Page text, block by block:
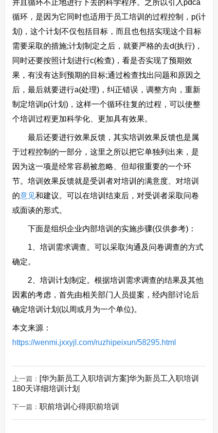
并且循环不止地进行下去的科学程序。之所以引入pdca
循环，是因为它同时也适用于员工培训的过程控制，p(计
划)，这个计划不仅包括目标，而且也包括实现这个目标
需要采取的措施;计划制定之后，就要严格的去d(执行)，
同时还要按照计划进行c(检查)，看是否实现了预期效
果，有没有达到预期的目标;通过检查找出问题和原因之
后，最后就要进行a(处理)，纠正错误，调整方向，重新
制定培训p(计划)，这样一个循环往复的过程，可以使整
个培训过程更加科学化、更加具有效果。
最后还要进行效果反馈，其实培训效果反馈也是属
于过程控制的一部分，这里之所以把它单独列出来，是
因为这一项是经常容易被忽略、但却很重要的一个环
节。培训效果反馈就是受训者对培训的满意度、对培训
的意见和建议。可以在培训结束后，对受训者采取问卷
或面谈的形式。
下面是组织企业内部培训的实施步骤(仅供参考)：
1、培训需求调查。可以采取沟通及问卷调查的方式
确定。
2、培训计划制定。根据培训需求调查的结果及其他
因素的考虑，首先由相关部门人员提案，经内部讨论后
确定培训计划(以周或月为一个单位)。
本文来源：
https://wenmi.jxxyjl.com/ruzhipeixun/58295.html
上一篇： [华为新员工入职培训方案]华为新员工入职培训
180天详细培训计划
下一篇： 职前培训心得|职前培训